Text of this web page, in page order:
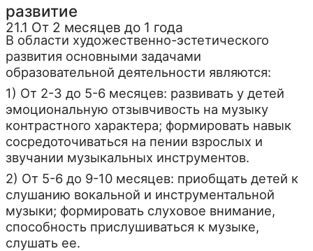
развитие
21.1 От 2 месяцев до 1 года
В области художественно-эстетического
развития основными задачами
образовательной деятельности являются:
1) От 2-3 до 5-6 месяцев: развивать у детей
эмоциональную отзывчивость на музыку
контрастного характера; формировать навык
сосредоточиваться на пении взрослых и
звучании музыкальных инструментов.
2) От 5-6 до 9-10 месяцев: приобщать детей к
слушанию вокальной и инструментальной
музыки; формировать слуховое внимание,
способность прислушиваться к музыке,
слушать ее.